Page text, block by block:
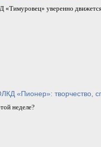
«Тимуровец» уверенно
«Пионер»: творчество,
неделе?